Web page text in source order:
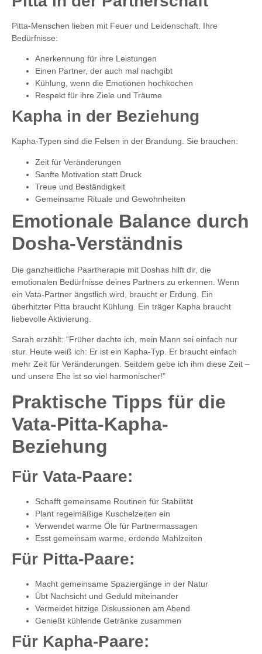
Pitta-Menschen lieben mit Feuer und Leidenschaft. Ihre
Bedürfnisse:
Anerkennung für ihre Leistungen
Einen Partner, der auch mal nachgibt
Kühlung, wenn die Emotionen hochkochen
Respekt für ihre Ziele und Träume
Kapha in der Beziehung
Kapha-Typen sind die Felsen in der Brandung. Sie brauchen:
Zeit für Veränderungen
Sanfte Motivation statt Druck
Treue und Beständigkeit
Gemeinsame Rituale und Gewohnheiten
Emotionale Balance durch
Dosha-Verständnis
Die ganzheitliche Paartherapie mit Doshas hilft dir, die
emotionalen Bedürfnisse deines Partners zu erkennen. Wenn
ein Vata-Partner ängstlich wird, braucht er Erdung. Ein
überhitzter Pitta braucht Kühlung. Ein träger Kapha braucht
liebevolle Aktivierung.
Sarah erzählt: “Früher dachte ich, mein Mann sei einfach nur
stur. Heute weiß ich: Er ist ein Kapha-Typ. Er braucht einfach
mehr Zeit für Veränderungen. Seitdem gebe ich ihm diese Zeit –
und unsere Ehe ist so viel harmonischer!”
Praktische Tipps für die
Vata-Pitta-Kapha-
Beziehung
Für Vata-Paare:
Schafft gemeinsame Routinen für Stabilität
Plant regelmäßige Kuschelzeiten ein
Verwendet warme Öle für Partnermassagen
Esst gemeinsam warme, erdende Mahlzeiten
Für Pitta-Paare:
Macht gemeinsame Spaziergänge in der Natur
Übt Nachsicht und Geduld miteinander
Vermeidet hitzige Diskussionen am Abend
Genießt kühlende Getränke zusammen
Für Kapha-Paare: